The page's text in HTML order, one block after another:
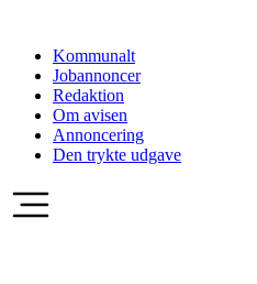
indholdKommunalt
Jobannoncer
Redaktion
Om avisen
Annoncering
Den trykte udgave